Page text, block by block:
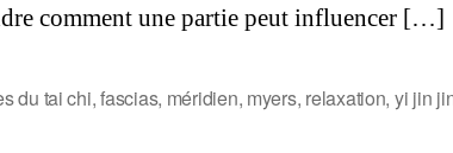
comment une partie peut influencer […]
du tai chi,fascias, méridien, myers, relaxation, yi jin